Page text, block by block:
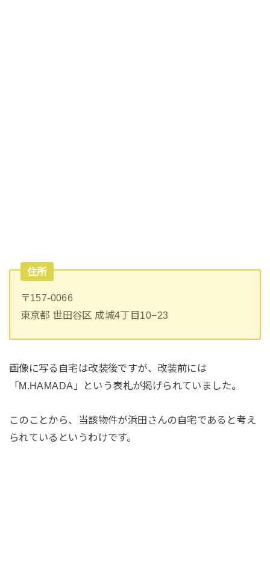
住所
〒157-0066
東京都 世田谷区 成城4丁目10−23
画像に写る自宅は改装後ですが、改装前には
「M.HAMADA」という表札が掲げられていました。
このことから、当該物件が浜田さんの自宅であると考え
られているというわけです。